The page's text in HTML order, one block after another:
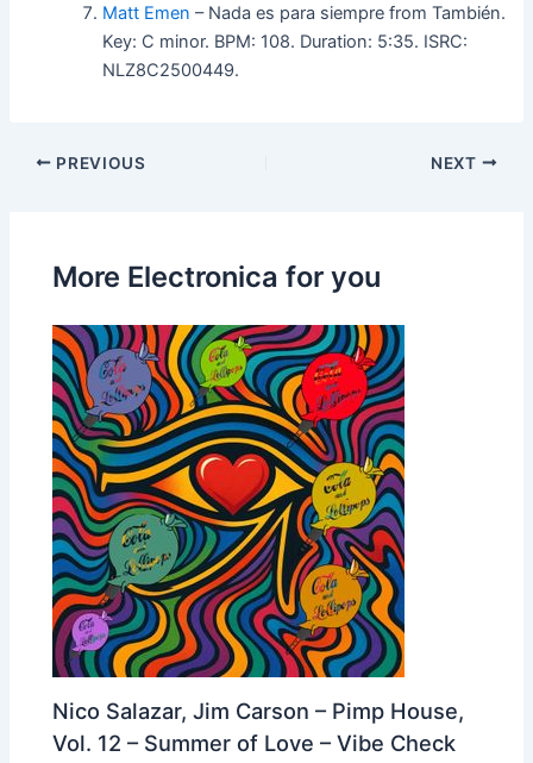
Matt Emen – Nada es para siempre from También.
Key: C minor. BPM: 108. Duration: 5:35. ISRC:
NLZ8C2500449.
PREVIOUS NEXT
More Electronica for you
Nico Salazar, Jim Carson – Pimp House,
Vol. 12 – Summer of Love – Vibe Check